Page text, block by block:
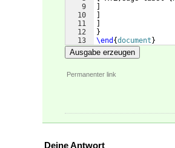
9
10
11
12
13
}
\end {document }
Ausgabe erzeugen
Permanenter link
Deine Antwort